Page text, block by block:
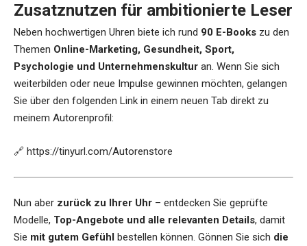
Zusatznutzen für ambitionierte Leser
Neben hochwertigen Uhren biete ich rund 90 E-Books zu den
Themen Online-Marketing, Gesundheit, Sport,
Psychologie und Unternehmenskultur an. Wenn Sie sich
weiterbilden oder neue Impulse gewinnen möchten, gelangen
Sie über den folgenden Link in einem neuen Tab direkt zu
meinem Autorenprofil:
🔗 https://tinyurl.com/Autorenstore
Nun aber zurück zu Ihrer Uhr – entdecken Sie geprüfte
Modelle, Top-Angebote und alle relevanten Details, damit
Sie mit gutem Gefühl bestellen können. Gönnen Sie sich die